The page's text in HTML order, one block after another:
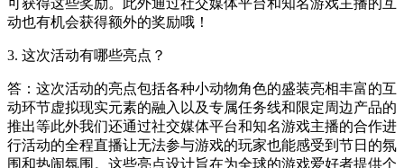
可获得这些奖励。此外通过社交媒体平台和知名游戏主播的互
动也有机会获得额外的奖励哦！
3. 这次活动有哪些亮点？
答：这次活动的亮点包括各种小动物角色的盛装亮相丰富的互
动环节虚拟现实元素的融入以及专属任务线和限定周边产品的
推出等此外我们还通过社交媒体平台和知名游戏主播的合作进
行活动的全程直播让无法参与游戏的玩家也能感受到节日的氛
围和热闹氛围。这些亮点设计旨在为全球的游戏爱好者提供个